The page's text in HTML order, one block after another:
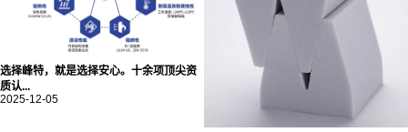
选择峰特，就是选择安心。十余项顶尖资
质认...
2025-12-05